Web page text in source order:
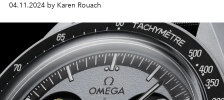
04.11.2024 by Karen Rouach